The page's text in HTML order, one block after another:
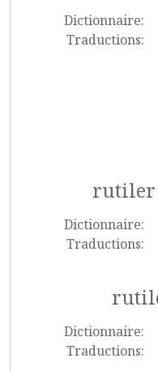
Dictionnaire:
Traductions:
rutiler
Dictionnaire:
Traductions:
Dictionnaire:
Traductions: